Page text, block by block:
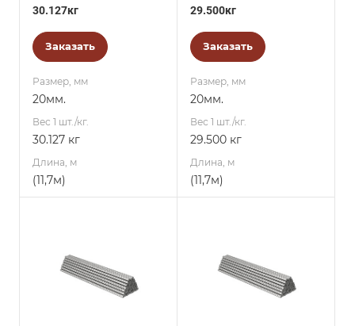
30.127кг
Заказать
Размер, мм
20мм.
Вес 1 шт./кг.
30.127 кг
Длина, м
(11,7м)
29.500кг
Заказать
Размер, мм
20мм.
Вес 1 шт./кг.
29.500 кг
Длина, м
(11,7м)